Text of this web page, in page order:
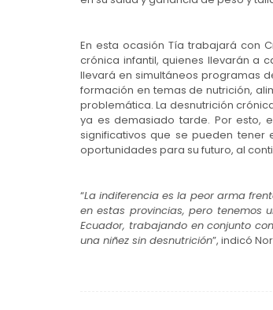
En esta ocasión Tía trabajará con
crónica infantil, quienes llevarán a
llevará en simultáneos programas
formación en temas de nutrición,
problemática. La desnutrición
ya es demasiado tarde. Por esto,
significativos que se pueden
oportunidades para su futuro, al
“La indiferencia es la peor arma
en estas provincias, pero tenemos
Ecuador, trabajando en conjunto
una niñez sin desnutrición”, indicó